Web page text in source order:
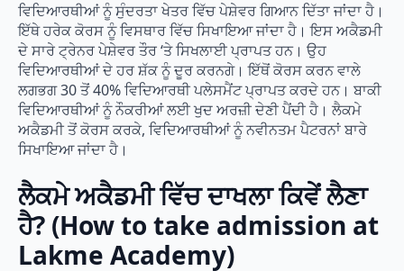
ਵਿਦਿਆਰਥੀਆਂ ਨੂੰ ਸੁੰਦਰਤਾ ਖੇਤਰ ਵਿੱਚ ਪੇਸ਼ੇਵਰ ਗਿਆਨ ਦਿੱਤਾ ਜਾਂਦਾ ਹੈ।
ਇੱਥੇ ਹਰੇਕ ਕੋਰਸ ਨੂੰ ਵਿਸਥਾਰ ਵਿੱਚ ਸਿਖਾਇਆ ਜਾਂਦਾ ਹੈ। ਇਸ ਅਕੈਡਮੀ
ਦੇ ਸਾਰੇ ਟ੍ਰੇਨਰ ਪੇਸ਼ੇਵਰ ਤੌਰ ‘ਤੇ ਸਿਖਲਾਈ ਪ੍ਰਾਪਤ ਹਨ। ਉਹ
ਵਿਦਿਆਰਥੀਆਂ ਦੇ ਹਰ ਸ਼ੱਕ ਨੂੰ ਦੂਰ ਕਰਨਗੇ। ਇੱਥੋਂ ਕੋਰਸ ਕਰਨ ਵਾਲੇ
ਲਗਭਗ 30 ਤੋਂ 40% ਵਿਦਿਆਰਥੀ ਪਲੇਸਮੈਂਟ ਪ੍ਰਾਪਤ ਕਰਦੇ ਹਨ। ਬਾਕੀ
ਵਿਦਿਆਰਥੀਆਂ ਨੂੰ ਨੌਕਰੀਆਂ ਲਈ ਖੁਦ ਅਰਜ਼ੀ ਦੇਣੀ ਪੈਂਦੀ ਹੈ। ਲੈਕਮੇ
ਅਕੈਡਮੀ ਤੋਂ ਕੋਰਸ ਕਰਕੇ, ਵਿਦਿਆਰਥੀਆਂ ਨੂੰ ਨਵੀਨਤਮ ਪੈਟਰਨਾਂ ਬਾਰੇ
ਸਿਖਾਇਆ ਜਾਂਦਾ ਹੈ।
ਲੈਕਮੇ ਅਕੈਡਮੀ ਵਿੱਚ ਦਾਖਲਾ ਕਿਵੇਂ ਲੈਣਾ
ਹੈ? (How to take admission at
Lakme Academy)